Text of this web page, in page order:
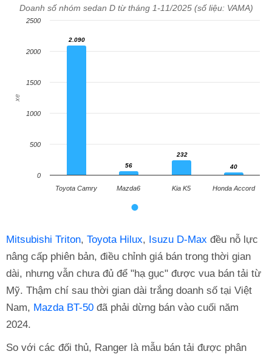
xe
Doanh số nhóm sedan D từ tháng 1-11/2025 (số liệu: VAMA)
2.090
2.090
56
56
232
232
40
40
Toyota Camry Mazda6 Kia K5 Honda Accord
0
500
1000
1500
2000
2500
Mitsubishi Triton, Toyota Hilux, Isuzu D-Max đều nỗ lực
nâng cấp phiên bản, điều chỉnh giá bán trong thời gian
dài, nhưng vẫn chưa đủ để "hạ gục" được vua bán tải từ
Mỹ. Thậm chí sau thời gian dài trắng doanh số tại Việt
Nam, Mazda BT-50 đã phải dừng bán vào cuối năm
2024.
So với các đối thủ, Ranger là mẫu bán tải được phân